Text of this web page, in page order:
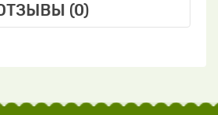
(0)